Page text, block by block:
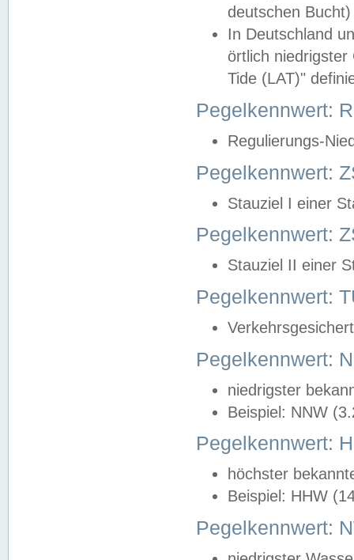
deutschen
In Deutschland
örtlich
Tide (LAT)"
Pegelkennwert:
Regulierungs-
Pegelkennwert:
Stauziel I einer
Pegelkennwert:
Stauziel II einer
Pegelkennwert:
Pegelkennwert:
niedrigster
Beispiel: NNW
Pegelkennwert:
höchster
Beispiel: HHW
Pegelkennwert: